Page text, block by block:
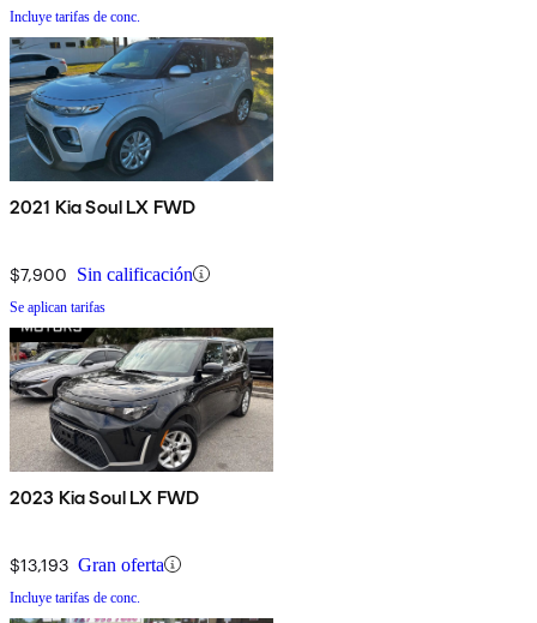
Incluye tarifas de conc.
2021 Kia Soul LX FWD
$7,900 Sin calificación
Se aplican tarifas
2023 Kia Soul LX FWD
$13,193 Gran oferta
Incluye tarifas de conc.